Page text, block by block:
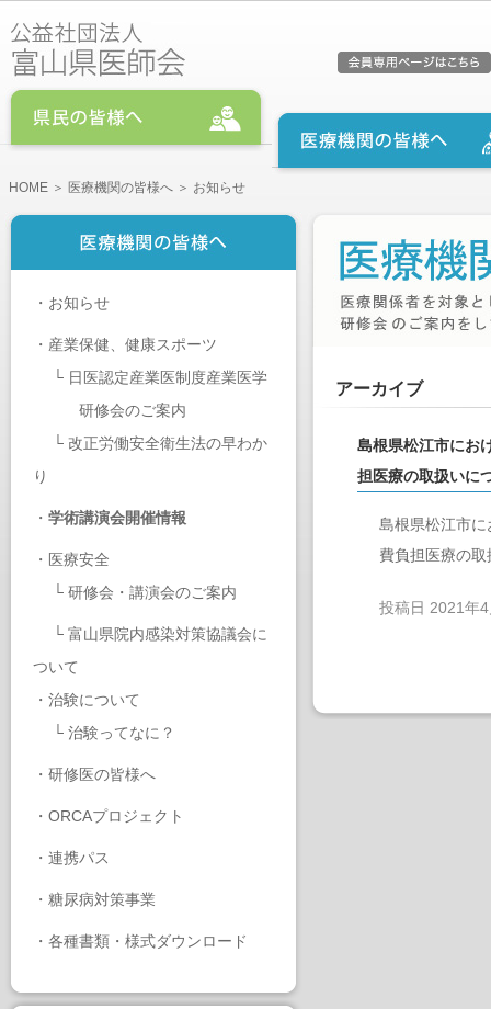
HOME ＞ 医療機関の皆様へ ＞ お知らせ
・ お知らせ
・ 産業保健、健康スポーツ
└ 日医認定産業医制度産業医学
研修会のご案内
└ 改正労働安全衛生法の早わか
り
・ 学術講演会開催情報
・ 医療安全
└ 研修会・講演会のご案内
└ 富山県院内感染対策協議会に
ついて
・ 治験について
└ 治験ってなに？
・ 研修医の皆様へ
・ ORCAプロジェクト
・ 連携パス
・ 糖尿病対策事業
・ 各種書類・様式ダウンロード
アーカイブ
島根県松江市にお
担医療の取扱いに
島根県松江市
費負担医療の
投稿日 2021年